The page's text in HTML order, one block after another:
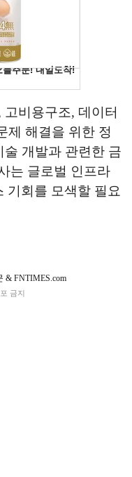
비용구조, 데이터
제 해결을 위한 정
개발과 관련한 금
는 글로벌 인프라
기회를 모색할 필요
& FNTIMES.com
금지